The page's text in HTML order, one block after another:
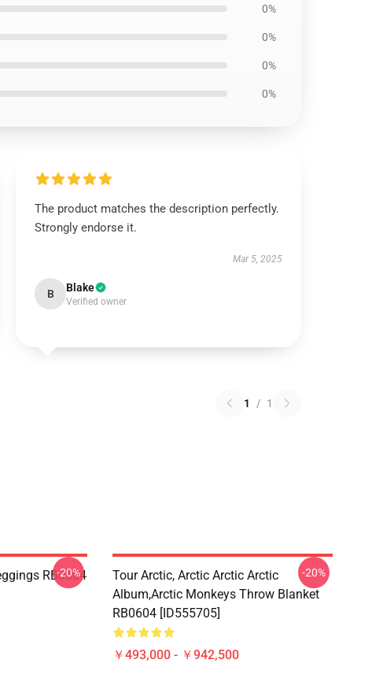
0%
0%
0%
0%
The product matches the description perfectly.
Strongly endorse it.
Mar 5, 2025
B Blake
Verified owner
1 / 1
RB0604
-20%
Tour Arctic, Arctic Arctic Arctic
Album,arctic Monkeys Throw Blanket
RB0604 [ID555705]
￥493,000 - ￥942,500
-20%